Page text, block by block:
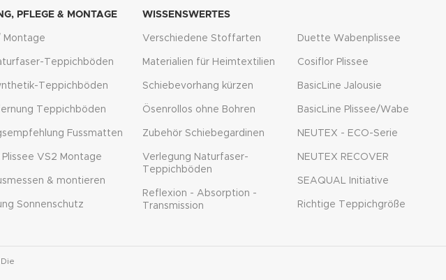
PFLEGE & MONTAGE
Montage
Teppichböden
Teppichböden
Teppichböden
Fussmatten
VS2 Montage
& montieren
Sonnenschutz
WISSENSWERTES
Verschiedene Stoffarten
Materialien für Heimtextilien
Schiebevorhang kürzen
Ösenrollos ohne Bohren
Zubehör Schiebegardinen
Verlegung Naturfaser-
Teppichböden
Reflexion - Absorption -
Transmission
Duette Wabenplissee
Cosiflor Plissee
BasicLine Jalousie
BasicLine Plissee/Wabe
NEUTEX - ECO-Serie
NEUTEX RECOVER
SEAQUAL Initiative
Richtige Teppichgröße
. Die